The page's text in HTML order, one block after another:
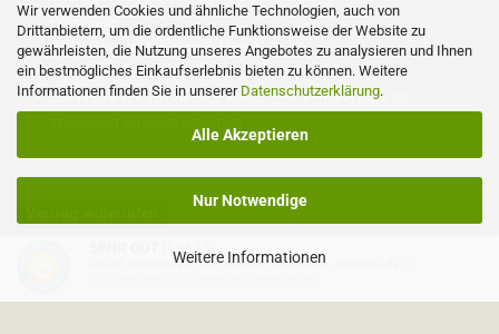
Wir verwenden Cookies und ähnliche Technologien, auch von
Drittanbietern, um die ordentliche Funktionsweise der Website zu
gewährleisten, die Nutzung unseres Angebotes zu analysieren und Ihnen
ein bestmögliches Einkaufserlebnis bieten zu können. Weitere
Informationen finden Sie in unserer Datenschutzerklärung.
Alle Akzeptieren
Nur Notwendige
Weitere Informationen
Herstellers
(UVP = Unverb. Preisempfehlung)
Alle Preise in € inkl. gesetzl. MwSt. zzgl. Versand (ab € 89
Warenwert versandkostenfrei)
(4.98 / 5)
Bewertungen bei: ebay.de, amazon.de, shopvote.de ⓘ